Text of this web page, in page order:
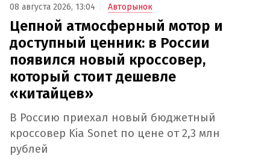
08 августа 2026, 13:04 Авторынок
Цепной атмосферный мотор и
доступный ценник: в России
появился новый кроссовер,
который стоит дешевле
«китайцев»
В Россию приехал новый бюджетный
кроссовер Kia Sonet по цене от 2,3 млн
рублей